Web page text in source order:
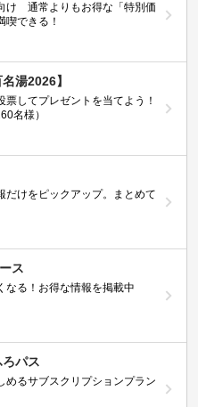
け 通常よりもお得な「特別価
喫できる！
湯2026】
票してプレゼントを当てよう！
名様）
だけをピックアップ。まとめて
ス
なる！お得な情報を掲載中
パス
めるサブスクリプションプラン